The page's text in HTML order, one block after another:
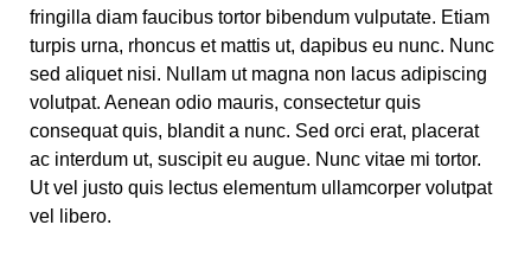
fringilla diam faucibus tortor bibendum vulputate. Etiam
turpis urna, rhoncus et mattis ut, dapibus eu nunc. Nunc
sed aliquet nisi. Nullam ut magna non lacus adipiscing
volutpat. Aenean odio mauris, consectetur quis
consequat quis, blandit a nunc. Sed orci erat, placerat
ac interdum ut, suscipit eu augue. Nunc vitae mi tortor.
Ut vel justo quis lectus elementum ullamcorper volutpat
vel libero.